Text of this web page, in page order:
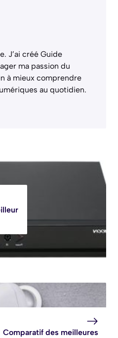
J’ai créé Guide
ma passion du
à mieux comprendre
au quotidien.
Comparatif des meilleures